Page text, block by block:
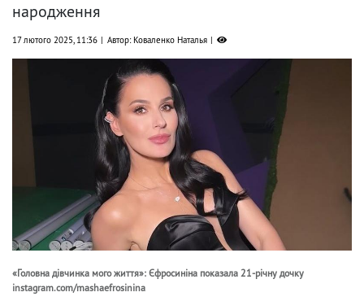
народження
17 лютого 2025, 11:36 Автор: Коваленко Наталья
«Головна дівчинка мого життя»: Єфросиніна показала 21-річну дочку
instagram.com/mashaefrosinina